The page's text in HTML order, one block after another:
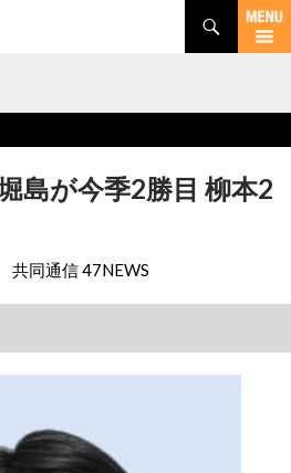
島が今季2勝目 柳本2
共同通信 47NEWS